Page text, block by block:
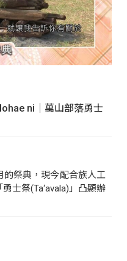
ni｜萬山部落勇士
祭典，現今配合族人工
士祭(Ta‘avala)」凸顯辦